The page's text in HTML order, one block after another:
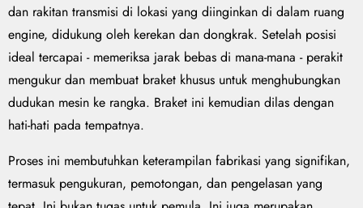
dan rakitan transmisi di lokasi yang diinginkan di dalam ruang
engine, didukung oleh kerekan dan dongkrak. Setelah posisi
ideal tercapai - memeriksa jarak bebas di mana-mana - perakit
mengukur dan membuat braket khusus untuk menghubungkan
dudukan mesin ke rangka. Braket ini kemudian dilas dengan
hati-hati pada tempatnya.
Proses ini membutuhkan keterampilan fabrikasi yang signifikan,
termasuk pengukuran, pemotongan, dan pengelasan yang